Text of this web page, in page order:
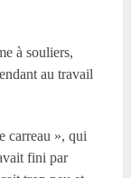
à souliers,
au travail
carreau », qui
fini par